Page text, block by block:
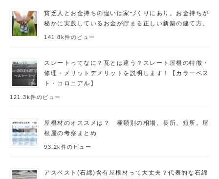
貧乏人とお金持ちの違いは家づくりにあり。お金持ちが
秘かに実践しているお金が貯まる正しい新築の建て方。
141.8k件のビュー
スレートってなに？瓦とは違う？スレート屋根の特徴・
修理・メリットデメリットを説明します！【カラーベス
ト・コロニアル】
121.3k件のビュー
屋根材のオススメは？ 種類別の相場、長所、短所。屋
根屋の考察まとめ
93.2k件のビュー
アスベスト(石綿)含有屋根材って大丈夫？代表的な石綿